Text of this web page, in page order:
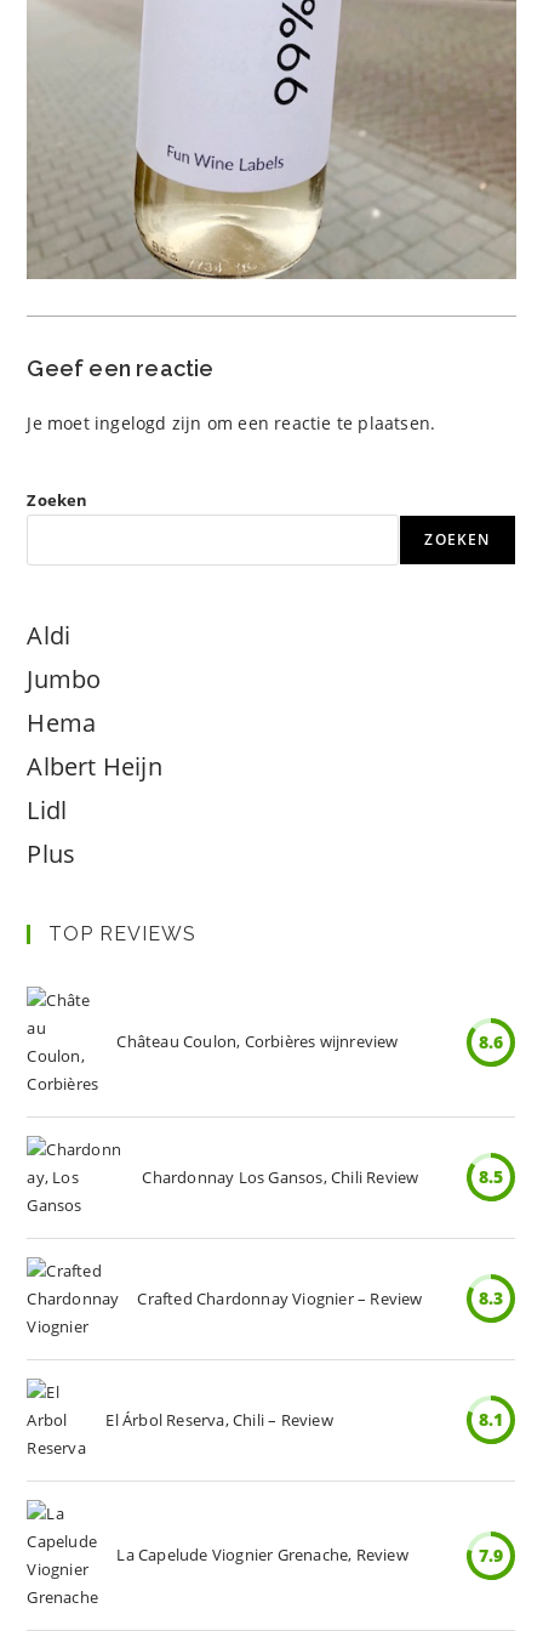
Geef een reactie
Je moet ingelogd zijn om een reactie te plaatsen.
Zoeken
ZOEKEN
Aldi
Jumbo
Hema
Albert Heijn
Lidl
Plus
TOP REVIEWS
Château Coulon, Corbières wijnreview 8.6
Chardonnay Los Gansos, Chili Review 8.5
Crafted Chardonnay Viognier – Review 8.3
El Árbol Reserva, Chili – Review 8.1
La Capelude Viognier Grenache, Review 7.9